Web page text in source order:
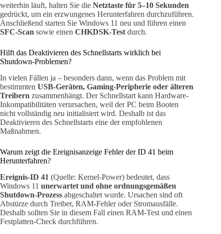
weiterhin läuft, halten Sie die Netztaste für 5–10 Sekunden
gedrückt, um ein erzwungenes Herunterfahren durchzuführen.
Anschließend starten Sie Windows 11 neu und führen einen
SFC-Scan sowie einen CHKDSK-Test durch.
Hilft das Deaktivieren des Schnellstarts wirklich bei
Shutdown-Problemen?
In vielen Fällen ja – besonders dann, wenn das Problem mit
bestimmten USB-Geräten, Gaming-Peripherie oder älteren
Treibern zusammenhängt. Der Schnellstart kann Hardware-
Inkompatibilitäten verursachen, weil der PC beim Booten
nicht vollständig neu initialisiert wird. Deshalb ist das
Deaktivieren des Schnellstarts eine der empfohlenen
Maßnahmen.
Warum zeigt die Ereignisanzeige Fehler der ID 41 beim
Herunterfahren?
Ereignis-ID 41 (Quelle: Kernel-Power) bedeutet, dass
Windows 11 unerwartet und ohne ordnungsgemäßen
Shutdown-Prozess abgeschaltet wurde. Ursachen sind oft
Abstürze durch Treiber, RAM-Fehler oder Stromausfälle.
Deshalb sollten Sie in diesem Fall einen RAM-Test und einen
Festplatten-Check durchführen.